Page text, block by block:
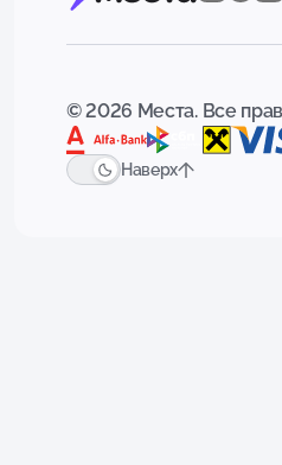
© 2026 Места. Все
Наверх